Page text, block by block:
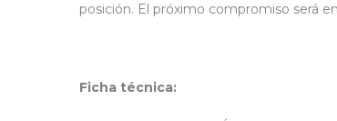
posición. El próximo compromiso será
Ficha técnica: